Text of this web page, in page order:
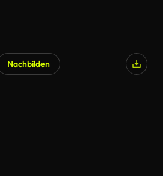
Nachbilden